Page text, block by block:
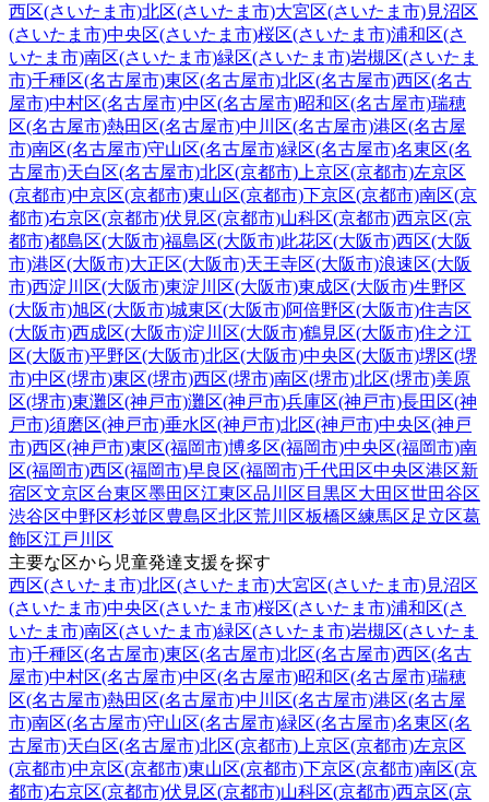
西区(さいたま市)北区(さいたま市)大宮区(さいたま市)見沼区
(さいたま市)中央区(さいたま市)桜区(さいたま市)浦和区(さ
いたま市)南区(さいたま市)緑区(さいたま市)岩槻区(さいたま
市)千種区(名古屋市)東区(名古屋市)北区(名古屋市)西区(名古
屋市)中村区(名古屋市)中区(名古屋市)昭和区(名古屋市)瑞穂
区(名古屋市)熱田区(名古屋市)中川区(名古屋市)港区(名古屋
市)南区(名古屋市)守山区(名古屋市)緑区(名古屋市)名東区(名
古屋市)天白区(名古屋市)北区(京都市) 上京区(京都市)左京区
(京都市)中京区(京都市)東山区(京都市)下京区(京都市)南区(京
都市)右京区(京都市)伏見区(京都市)山科区(京都市)西京区(京
都市)都島区(大阪市)福島区(大阪市)此花区(大阪市)西区(大阪
市)港区(大阪市)大正区(大阪市)天王寺区(大阪市)浪速区(大阪
市)西淀川区(大阪市)東淀川区(大阪市)東成区(大阪市)生野区
(大阪市)旭区(大阪市)城東区(大阪市)阿倍野区(大阪市)住吉区
(大阪市)西成区(大阪市)淀川区(大阪市)鶴見区(大阪市)住之江
区(大阪市)平野区(大阪市)北区(大阪市)中央区(大阪市)堺区(堺
市)中区(堺市)東区(堺市)西区(堺市)南区(堺市)北区(堺市)美原
区(堺市)東灘区(神戸市)灘区(神戸市)兵庫区(神戸市)長田区(神
戸市)須磨区(神戸市)垂水区(神戸市)北区(神戸市)中央区(神戸
市)西区(神戸市)東区(福岡市)博多区(福岡市)中央区(福岡市)南
区(福岡市)西区(福岡市)早良区(福岡市)千代田区中央区港区新
宿区文京区台東区墨田区江東区品川区 目黒区大田区世田谷区
渋谷区中野区杉並区豊島区北区荒川区板橋区練馬区足立区葛
飾区江戸川区
主要な区から児童発達支援を探す
西区(さいたま市)北区(さいたま市)大宮区(さいたま市)見沼区
(さいたま市)中央区(さいたま市)桜区(さいたま市)浦和区(さ
いたま市)南区(さいたま市)緑区(さいたま市)岩槻区(さいたま
市)千種区(名古屋市)東区(名古屋市)北区(名古屋市)西区(名古
屋市)中村区(名古屋市)中区(名古屋市)昭和区(名古屋市)瑞穂
区(名古屋市)熱田区(名古屋市)中川区(名古屋市)港区(名古屋
市)南区(名古屋市)守山区(名古屋市)緑区(名古屋市)名東区(名
古屋市)天白区(名古屋市)北区(京都市) 上京区(京都市)左京区
(京都市)中京区(京都市)東山区(京都市)下京区(京都市)南区(京
都市)右京区(京都市)伏見区(京都市)山科区(京都市)西京区(京